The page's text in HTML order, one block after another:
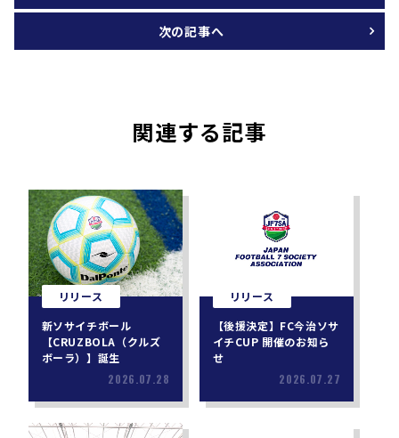
次の記事へ
関連する記事
リリース
新ソサイチボール
【CRUZBOLA（クルズ
ボーラ）】誕生
2026.07.28
リリース
【後援決定】FC今治ソサ
イチCUP 開催のお知ら
せ
2026.07.27